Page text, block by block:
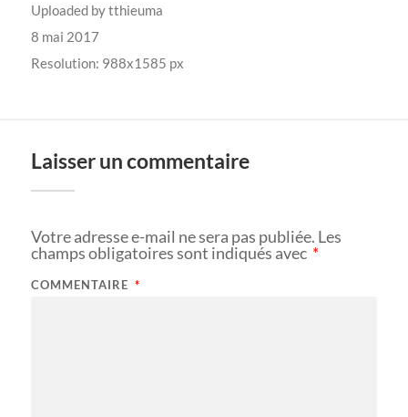
Uploaded bytthieuma
8 mai 2017
Resolution: 988x1585 px
Laisser un commentaire
Votre adresse e-mail ne sera pas publiée. Les
champs obligatoires sont indiqués avec *
COMMENTAIRE *